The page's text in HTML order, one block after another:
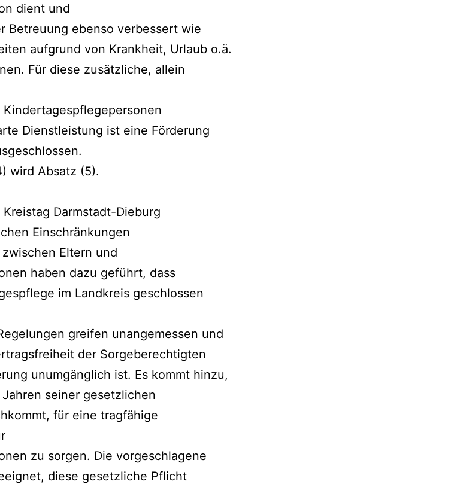
dient und
Betreuung ebenso verbessert wie
aufgrund von Krankheit, Urlaub o.ä.
Für diese zusätzliche, allein
Dienstleistung ist eine Förderung
wird Absatz (5).
Darmstadt-Dieburg
Einschränkungen
Eltern und
haben dazu geführt, dass
im Landkreis geschlossen
greifen unangemessen und
der Sorgeberechtigten
unumgänglich ist. Es kommt hinzu,
seiner gesetzlichen
für eine tragfähige
zu sorgen. Die vorgeschlagene
diese gesetzliche Pflicht